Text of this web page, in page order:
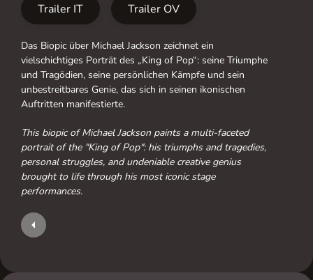
Trailer IT
Trailer OV
Das Biopic über Michael Jackson zeichnet ein
vielschichtiges Porträt des „King of Pop“: seine Triumphe
und Tragödien, seine persönlichen Kämpfe und sein
unbestreitbares Genie, das sich in seinen ikonischen
Auftritten manifestierte.
This biopic of Michael Jackson paints a multi-faceted
portrait of the "King of Pop": his triumphs and tragedies,
personal struggles, and undeniable creative genius
brought to life through his most iconic stage
performances.